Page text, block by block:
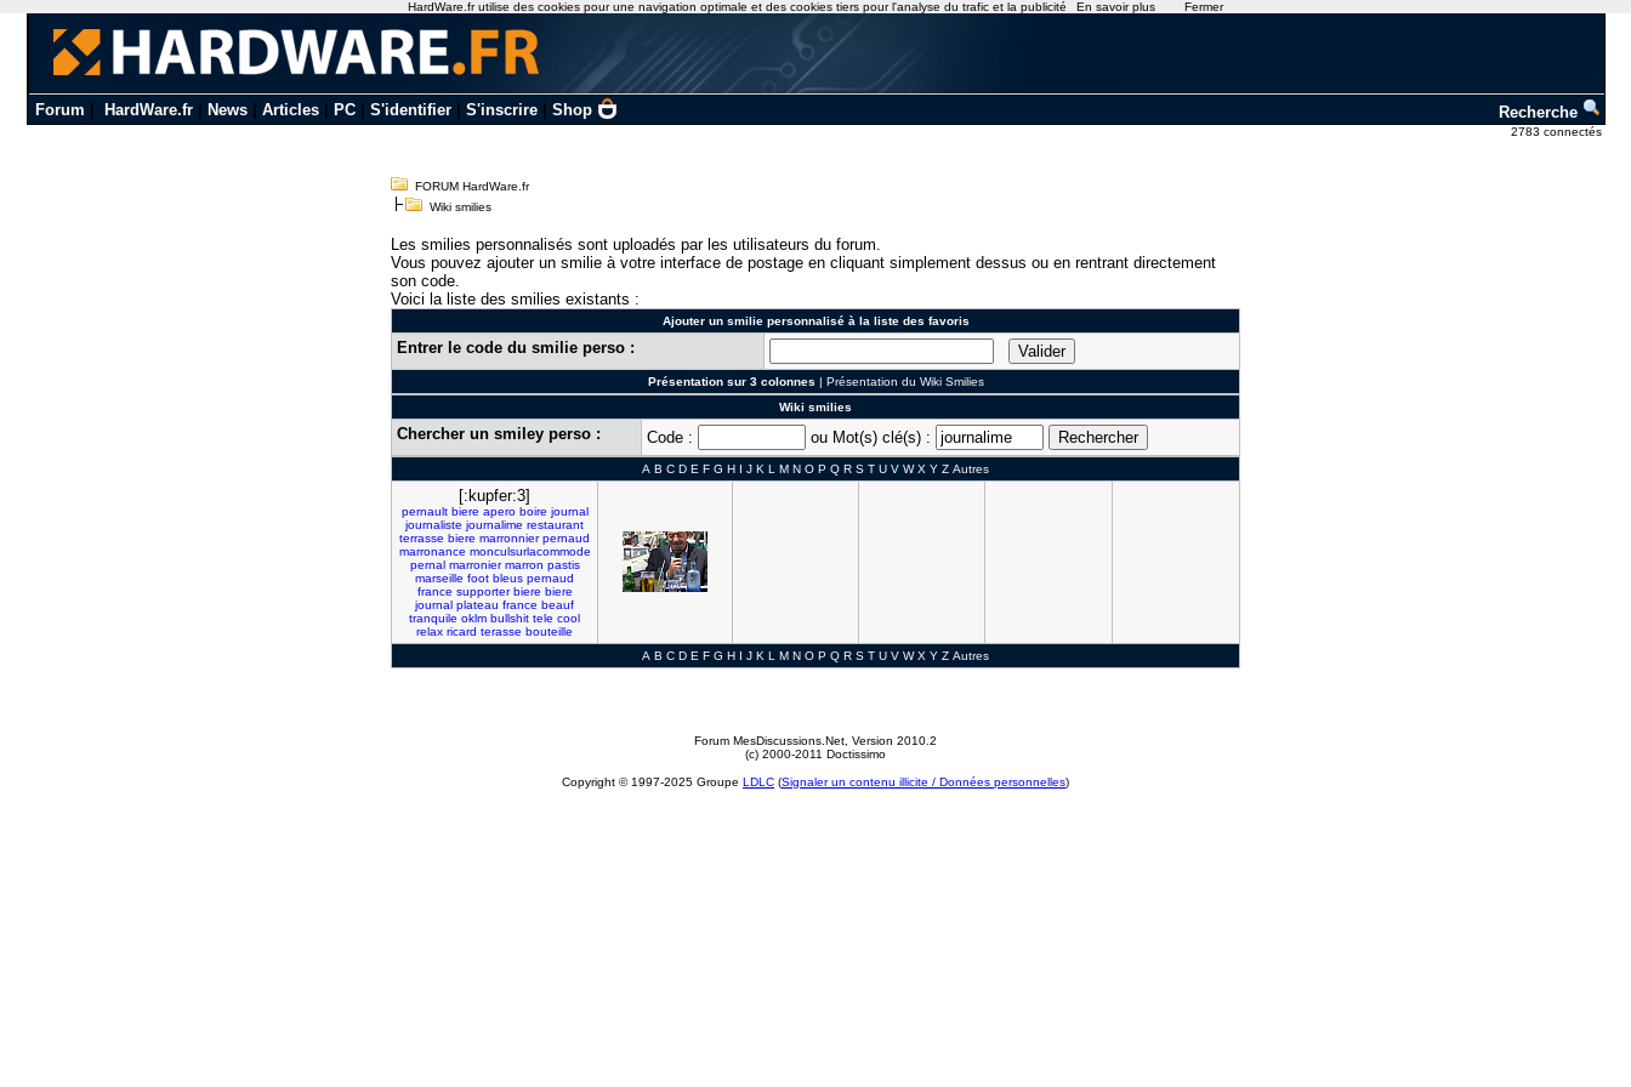
Forum HardWare.fr| News| Articles| PC| S'identifier| S'inscrire| Shop Recherche
2783 connectés
FORUM HardWare.fr
Wiki smilies
Les smilies personnalisés sont uploadés par les utilisateurs du forum.
Vous pouvez ajouter un smilie à votre interface de postage en cliquant simplement dessus ou en rentrant directement
son code.
Voici la liste des smilies existants :
Ajouter un smilie personnalisé à la liste des favoris
Entrer le code du smilie perso :
Présentation sur 3 colonnes | Présentation du Wiki Smilies
Wiki smilies
Chercher un smiley perso : Code : ou Mot(s) clé(s) :
A B C D E F G H I J K L M N O P Q R S T U V W X Y Z Autres
[:kupfer:3]
pernault biere apero boire journal
journaliste journalime restaurant
terrasse biere marronnier pernaud
marronance monculsurlacommode
pernal marronier marron pastis
marseille foot bleus pernaud
france supporter biere biere
journal plateau france beauf
tranquile oklm bullshit tele cool
relax ricard terasse bouteille
A B C D E F G H I J K L M N O P Q R S T U V W X Y Z Autres
Forum MesDiscussions.Net , Version 2010.2
(c) 2000-2011 Doctissimo
Copyright © 1997-2025 Groupe LDLC (Signaler un contenu illicite / Données personnelles)
HardWare.fr utilise des cookies pour une navigation optimale et des cookies tiers pour l'analyse du trafic et la publicité En savoir plus Fermer